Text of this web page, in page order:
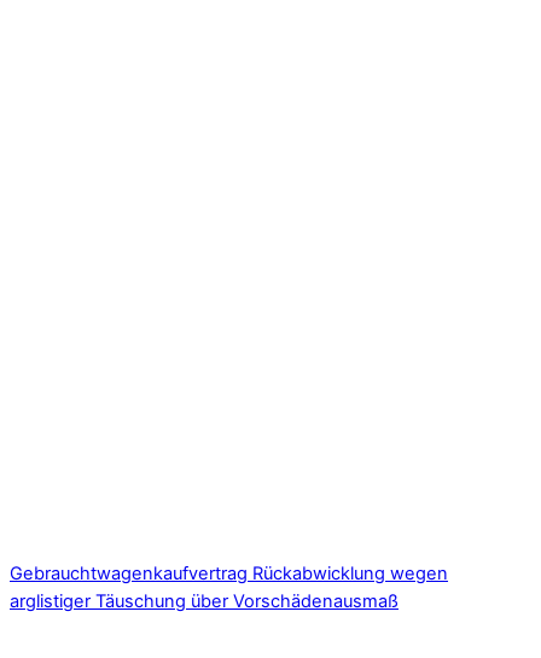
Gebrauchtwagenkaufvertrag Rückabwicklung wegen
arglistiger Täuschung über Vorschädenausmaß